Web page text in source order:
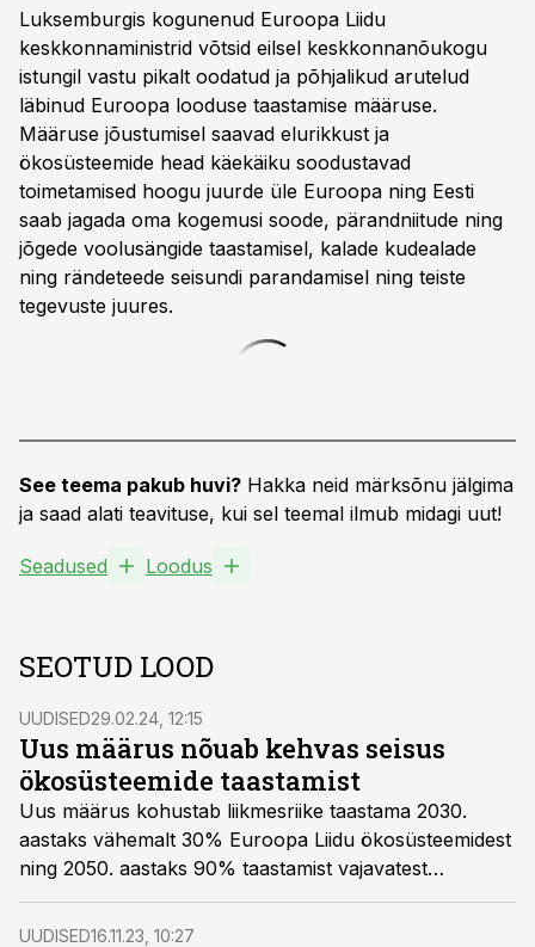
Luksemburgis kogunenud Euroopa Liidu
keskkonnaministrid võtsid eilsel keskkonnanõukogu
istungil vastu pikalt oodatud ja põhjalikud arutelud
läbinud Euroopa looduse taastamise määruse.
Määruse jõustumisel saavad elurikkust ja
ökosüsteemide head käekäiku soodustavad
toimetamised hoogu juurde üle Euroopa ning Eesti
saab jagada oma kogemusi soode, pärandniitude ning
jõgede voolusängide taastamisel, kalade kudealade
ning rändeteede seisundi parandamisel ning teiste
tegevuste juures.
See teema pakub huvi? Hakka neid märksõnu jälgima
ja saad alati teavituse, kui sel teemal ilmub midagi uut!
Seadused Loodus
SEOTUD LOOD
UUDISED29.02.24, 12:15
Uus määrus nõuab kehvas seisus
ökosüsteemide taastamist
Uus määrus kohustab liikmesriike taastama 2030.
aastaks vähemalt 30% Euroopa Liidu ökosüsteemidest
ning 2050. aastaks 90% taastamist vajavatest
elupaikadest.
UUDISED16.11.23, 10:27